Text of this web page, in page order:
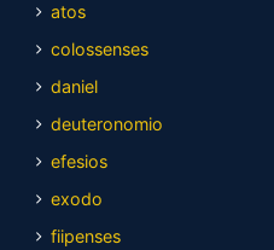
atos
colossenses
daniel
deuteronomio
efesios
exodo
fiipenses